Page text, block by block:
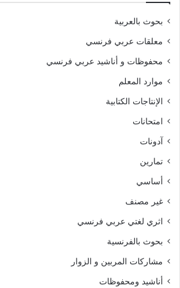
بحوث بالعربية
معلقات عربي فرنسي
محفوظات و أناشيد عربي فرنسي
موارد المعلم
الإنتاجات الكتابية
امتحانات
آدونات
تمارين
أساسي
غير مصنف
اثري لغتي عربي فرنسي
بحوث بالفرنسية
مشاركات المربين و الزوار
أناشيد ومحفوظات